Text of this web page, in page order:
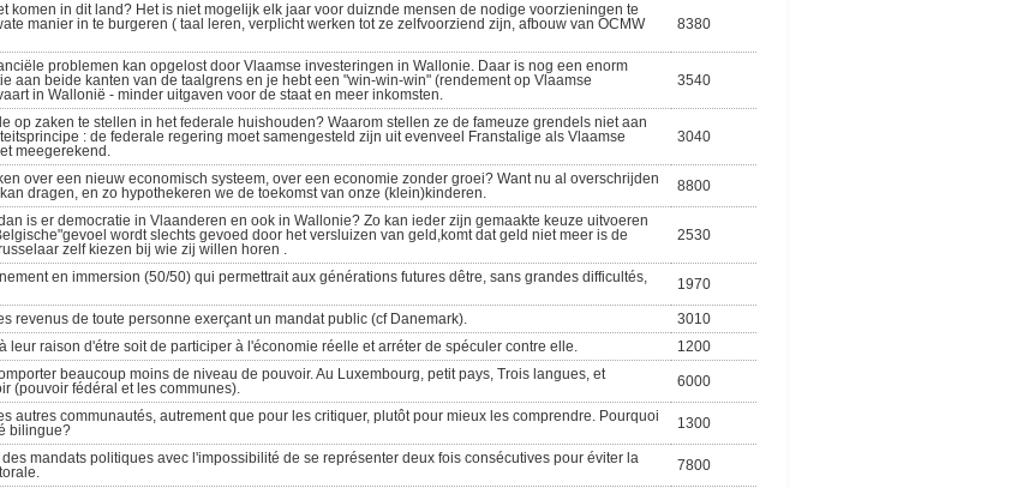
komen in dit land? Het is niet mogelijk elk jaar voor duiznde mensen de nodige voorzieningen te
manier in te burgeren ( taal leren, verplicht werken tot ze zelfvoorziend zijn, afbouw van OCMW
8380
problemen kan opgelost door Vlaamse investeringen in Wallonie. Daar is nog een enorm
aan beide kanten van de taalgrens en je hebt een "win-win-win" (rendement op Vlaamse
in Wallonië - minder uitgaven voor de staat en meer inkomsten.
3540
op zaken te stellen in het federale huishouden? Waarom stellen ze de fameuze grendels niet aan
: de federale regering moet samengesteld zijn uit evenveel Franstalige als Vlaamse
meegerekend.
3040
over een nieuw economisch systeem, over een economie zonder groei? Want nu al overschrijden
dragen, en zo hypothekeren we de toekomst van onze (klein)kinderen.
8800
is er democratie in Vlaanderen en ook in Wallonie? Zo kan ieder zijn gemaakte keuze uitvoeren
wordt slechts gevoed door het versluizen van geld,komt dat geld niet meer is de
zelf kiezen bij wie zij willen horen .
2530
en immersion (50/50) qui permettrait aux générations futures dêtre, sans grandes difficultés,
1970
revenus de toute personne exerçant un mandat public (cf Danemark).
3010
leur raison d'étre soit de participer à l'économie réelle et arréter de spéculer contre elle.
1200
beaucoup moins de niveau de pouvoir. Au Luxembourg, petit pays, Trois langues, et
(pouvoir fédéral et les communes).
6000
autres communautés, autrement que pour les critiquer, plutôt pour mieux les comprendre. Pourquoi
bilingue?
1300
mandats politiques avec l'impossibilité de se représenter deux fois consécutives pour éviter la
7800